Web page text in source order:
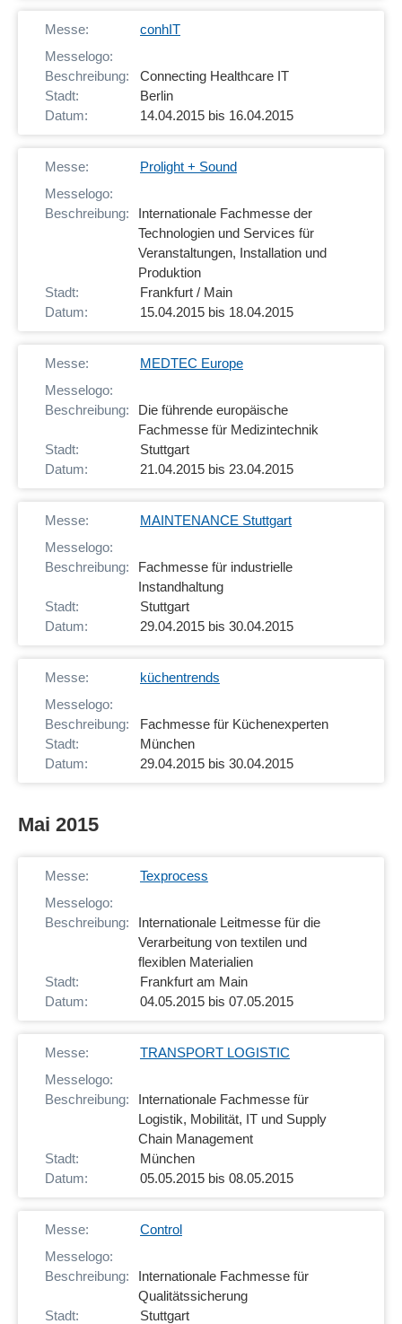
conhIT
Connecting Healthcare IT
Berlin
14.04.2015 bis 16.04.2015
Prolight + Sound
Internationale Fachmesse der
Technologien und Services für
Veranstaltungen, Installation und
Produktion
Frankfurt / Main
15.04.2015 bis 18.04.2015
MEDTEC Europe
Die führende europäische
Fachmesse für Medizintechnik
Stuttgart
21.04.2015 bis 23.04.2015
MAINTENANCE Stuttgart
Fachmesse für industrielle
Instandhaltung
Stuttgart
29.04.2015 bis 30.04.2015
küchentrends
Fachmesse für Küchenexperten
München
29.04.2015 bis 30.04.2015
Mai 2015
Texprocess
Internationale Leitmesse für die
Verarbeitung von textilen und
flexiblen Materialien
Frankfurt am Main
04.05.2015 bis 07.05.2015
TRANSPORT LOGISTIC
Internationale Fachmesse für
Logistik, Mobilität, IT und Supply
Chain Management
München
05.05.2015 bis 08.05.2015
Control
Internationale Fachmesse für
Qualitätssicherung
Stuttgart